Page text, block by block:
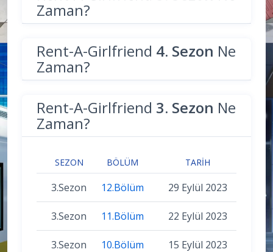
Zaman?
Rent-A-Girlfriend 4. Sezon Ne
Zaman?
Rent-A-Girlfriend 3. Sezon Ne
Zaman?
SEZON BÖLÜM TARIH
3.Sezon 12.Bölüm 29 Eylül 2023
3.Sezon 11.Bölüm 22 Eylül 2023
3.Sezon 10.Bölüm 15 Eylül 2023